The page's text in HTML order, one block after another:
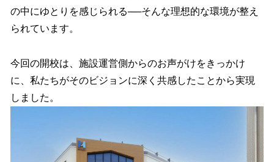
の中にゆとりを感じられる──そんな理想的な環境が整え
られています。
今回の開校は、施設運営側からのお声がけをきっかけ
に、私たちがそのビジョンに深く共感したことから実現
しました。